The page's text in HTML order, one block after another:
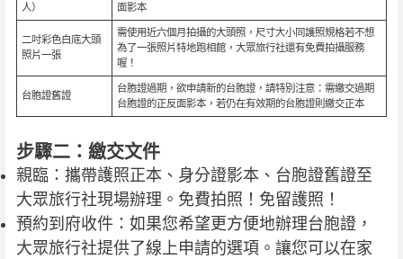
人）
面影本
二吋彩色白底大頭
照片一張
需使用近六個月拍攝的大頭照，尺寸大小同護照規格若不想
為了一張照片特地跑相館，大眾旅行社還有免費拍攝服務
喔！
台胞證舊證
台胞證過期，欲申請新的台胞證，請特別注意：需繳交過期
台胞證的正反面影本，若仍在有效期的台胞證則繳交正本
步驟二：繳交文件
親臨：攜帶護照正本、身分證影本、台胞證舊證至
大眾旅行社現場辦理。免費拍照！免留護照！
預約到府收件：如果您希望更方便地辦理台胞證，
大眾旅行社提供了線上申請的選項。讓您可以在家